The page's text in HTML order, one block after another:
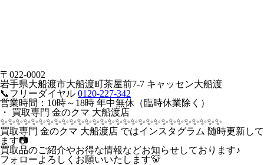
〒022-0002
岩手県大船渡市大船渡町茶屋前7-7 キャッセン大船渡
📞フリーダイヤル 0120-227-342
営業時間：10時～18時 年中無休（臨時休業除く）
・ 買取専門 金のクマ 大船渡店
✨️✨️✨️✨️✨️✨️✨️✨️✨️✨️✨️✨️✨️✨️✨️✨️✨️✨️✨️✨️✨️✨️✨️✨️✨️✨️✨️✨️✨️
買取専門 金のクマ 大船渡店 ではインスタグラム 随時更新して
ます📷
買取品のご紹介やお得な情報などお知らせしております♪
フォローよろしくお願いいたします🐻